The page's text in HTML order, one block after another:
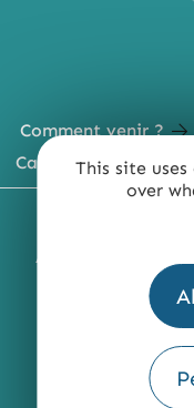
This site
over
Comment venir ?
Carte du territoire
MENTIONS
ACCESSIBILITÉ :